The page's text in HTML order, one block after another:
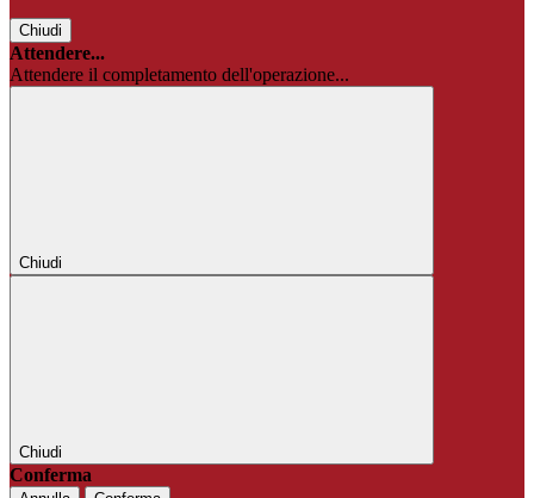
Chiudi
Attendere...
Attendere il completamento dell'operazione...
Chiudi
Chiudi
Conferma